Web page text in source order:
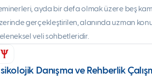
ayda bir defa olmak üzere beş
gerçekleştirilen, alanında uzman
veli sohbetleridir.
Danışma ve Rehberlik